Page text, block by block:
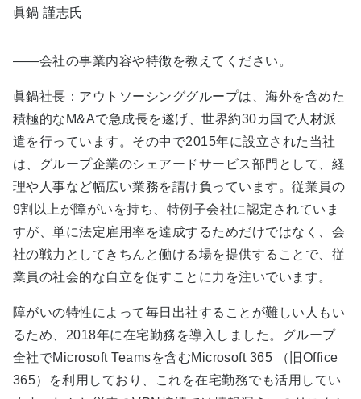
眞鍋 謹志氏
――会社の事業内容や特徴を教えてください。
眞鍋社長：アウトソーシンググループは、海外を含めた
積極的なM&Aで急成長を遂げ、世界約30カ国で人材派
遣を行っています。その中で2015年に設立された当社
は、グループ企業のシェアードサービス部門として、経
理や人事など幅広い業務を請け負っています。従業員の
9割以上が障がいを持ち、特例子会社に認定されていま
すが、単に法定雇用率を達成するためだけではなく、会
社の戦力としてきちんと働ける場を提供することで、従
業員の社会的な自立を促すことに力を注いでいます。
障がいの特性によって毎日出社することが難しい人もい
るため、2018年に在宅勤務を導入しました。グループ
全社でMicrosoft Teamsを含むMicrosoft 365 （旧Office
365）を利用しており、これを在宅勤務でも活用してい